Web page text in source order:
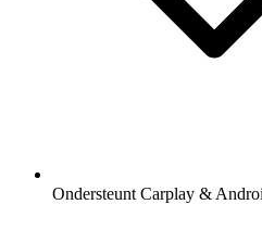
Ondersteunt Carplay &